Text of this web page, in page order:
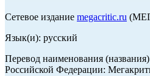
Сетевое издание megacritic.ru
Язык(и): русский
Перевод наименования
Российской Федерации: